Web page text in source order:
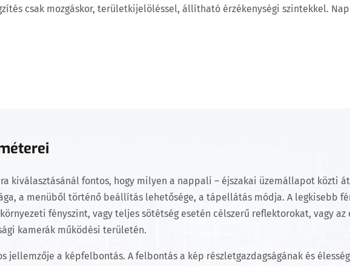
csak mozgáskor, területkijelöléssel, állítható érzékenységi szintekkel.
kiválasztásánál fontos, hogy milyen a nappali – éjszakai üzemállapot közti
a menüből történő beállítás lehetősége, a tápellátás módja. A legkisebb
környezeti fényszint, vagy teljes sötétség esetén célszerű reflektorokat, vagy
kamerák működési területén.
jellemzője a képfelbontás. A felbontás a kép részletgazdagságának és